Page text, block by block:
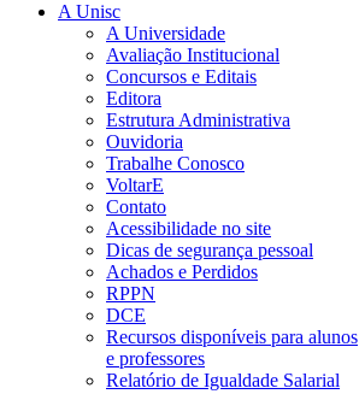
A Unisc
A Universidade
Avaliação Institucional
Concursos e Editais
Editora
Estrutura Administrativa
Ouvidoria
Trabalhe Conosco
VoltarE
Contato
Acessibilidade no site
Dicas de segurança pessoal
Achados e Perdidos
RPPN
DCE
Recursos disponíveis para alunos
e professores
Relatório de Igualdade Salarial